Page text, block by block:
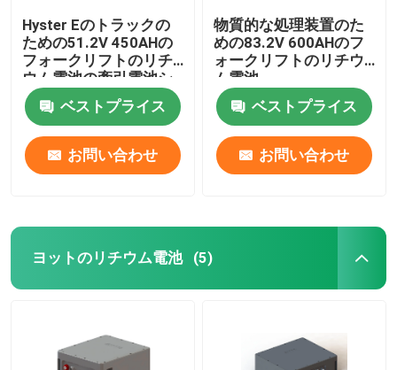
Hyster Eのトラックの
ための51.2V 450AHの
フォークリフトのリチ
ウム電池の牽引電池シ
ステム
ベストプライス
お問い合わせ
物質的な処理装置のた
めの83.2V 600AHのフ
ォークリフトのリチウ
ム電池
ベストプライス
お問い合わせ
ヨットのリチウム電池 (5)